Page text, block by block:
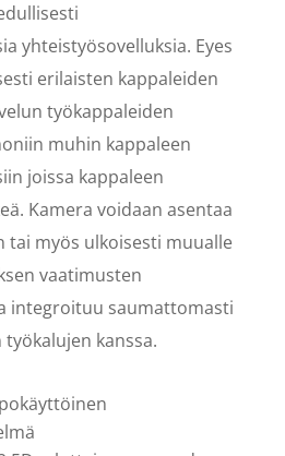
yhteistyösovelluksia. Eyes
erilaisten kappaleiden
työkappaleiden
muhin kappaleen
joissa kappaleen
Kamera voidaan asentaa
tai myös ulkoisesti muualle
vaatimusten
integroituu saumattomasti
kanssa.